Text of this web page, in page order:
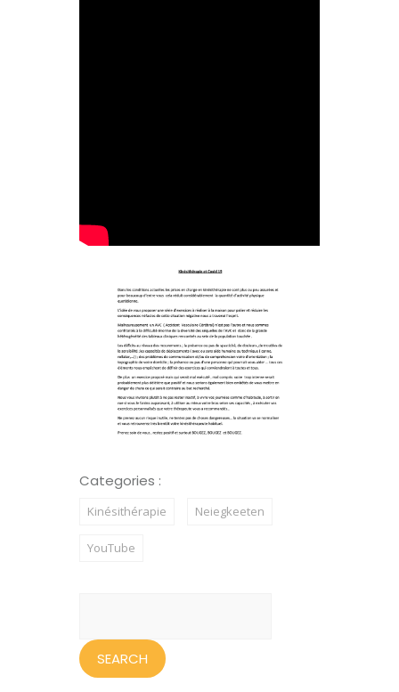
Categories :
Kinésithérapie Neiegkeeten
YouTube